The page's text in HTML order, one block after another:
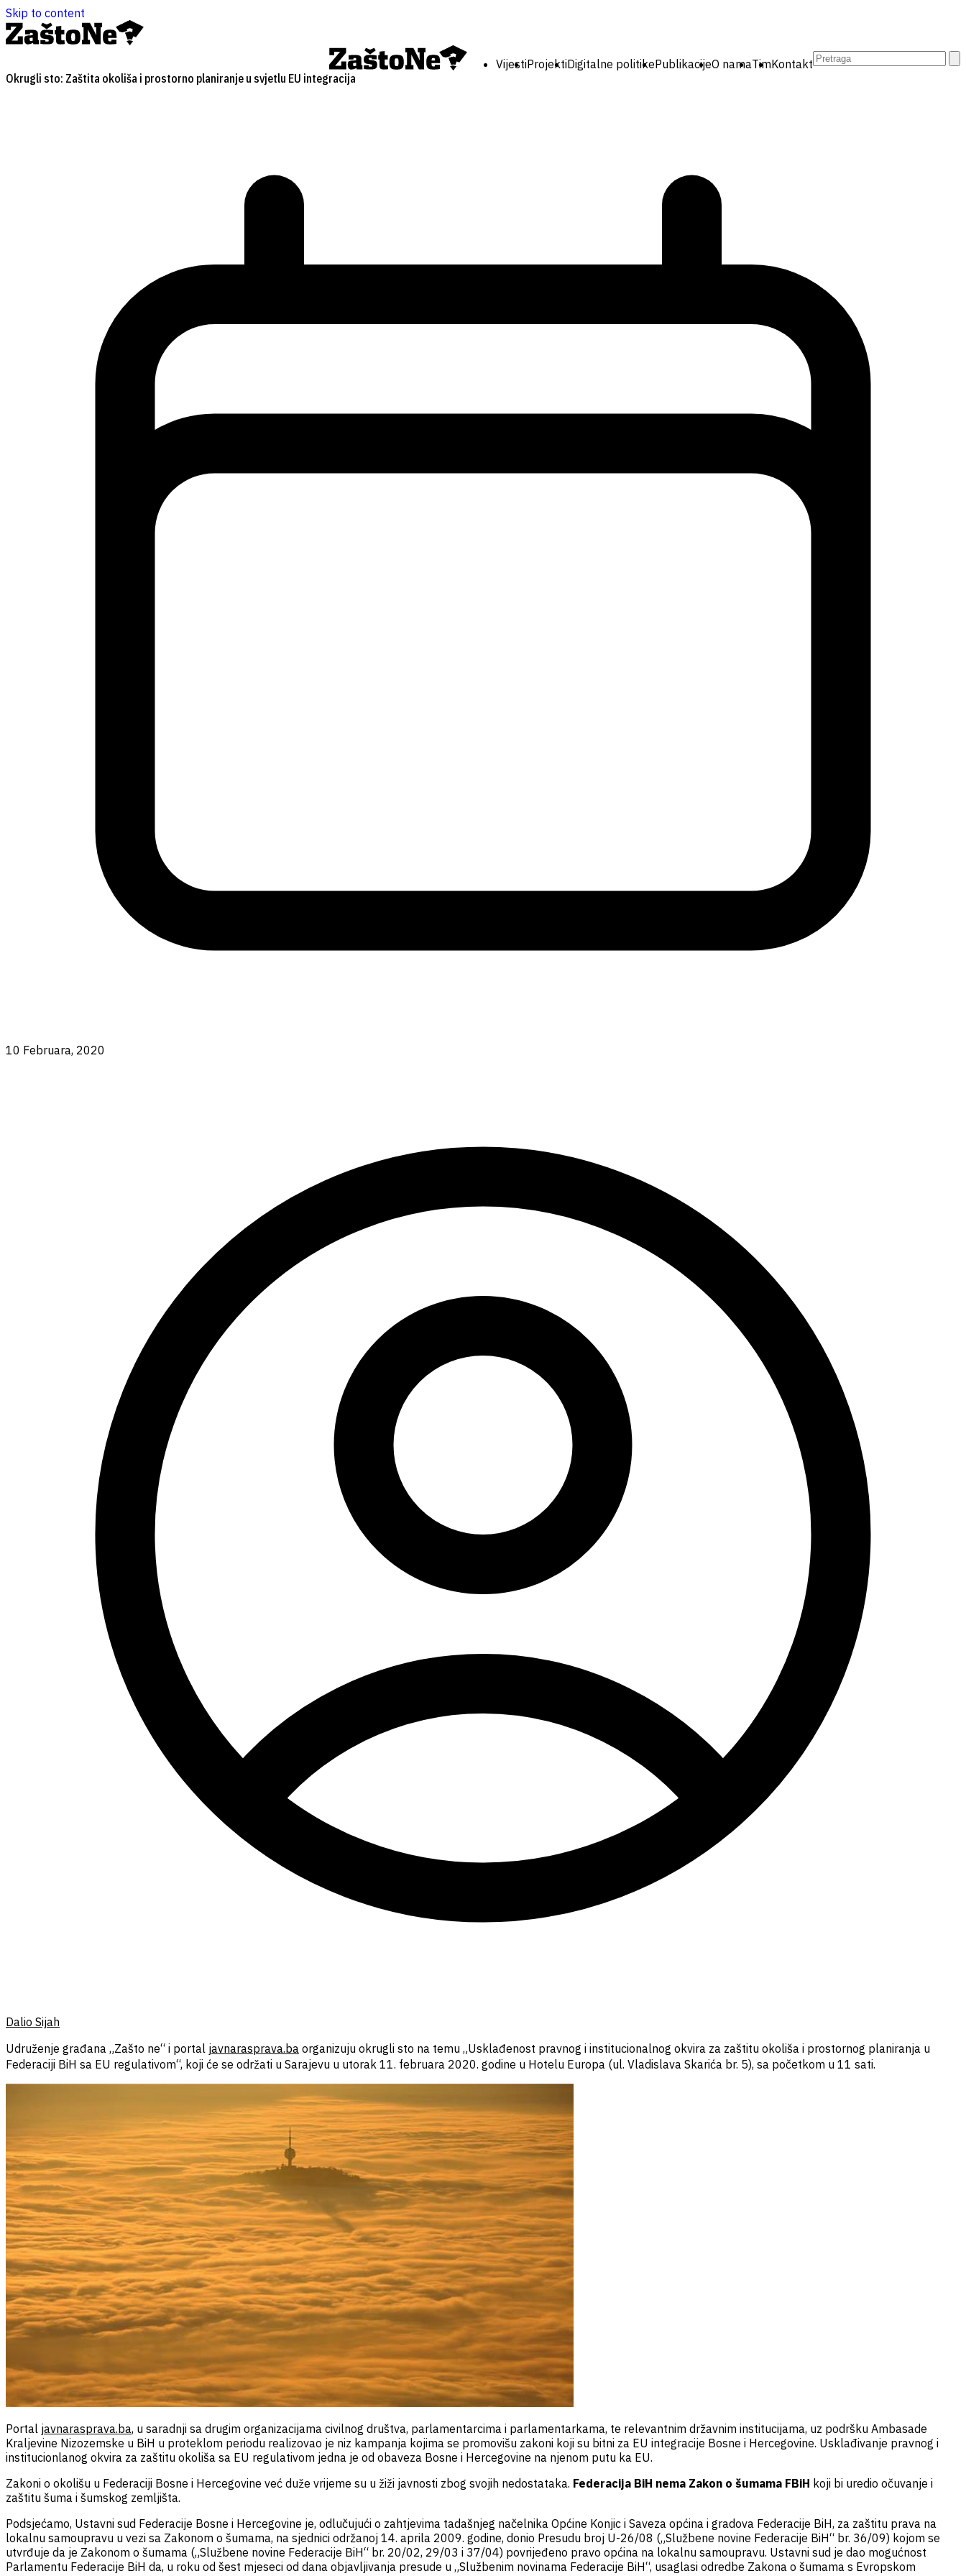
Skip to content
VijestiProjektiDigitalne politikePublikacijeO namaTimKontaktPretraga:
Okrugli sto: Zaštita okoliša i prostorno planiranje u svjetlu EU integracija
10 Februara, 2020
Dalio Sijah
Udruženje građana „Zašto ne“ i portal javnarasprava.ba organizuju okrugli sto na temu „Usklađenost pravnog i institucionalnog okvira za zaštitu okoliša i prostornog planiranja u
Federaciji BiH sa EU regulativom“, koji će se održati u Sarajevu u utorak 11. februara 2020. godine u Hotelu Europa (ul. Vladislava Skarića br. 5), sa početkom u 11 sati.
Portal javnarasprava.ba, u saradnji sa drugim organizacijama civilnog društva, parlamentarcima i parlamentarkama, te relevantnim državnim institucijama, uz podršku Ambasade
Kraljevine Nizozemske u BiH u proteklom periodu realizovao je niz kampanja kojima se promovišu zakoni koji su bitni za EU integracije Bosne i Hercegovine. Usklađivanje pravnog i
institucionlanog okvira za zaštitu okoliša sa EU regulativom jedna je od obaveza Bosne i Hercegovine na njenom putu ka EU.
Zakoni o okolišu u Federaciji Bosne i Hercegovine već duže vrijeme su u žiži javnosti zbog svojih nedostataka. Federacija BiH nema Zakon o šumama FBiH koji bi uredio očuvanje i
zaštitu šuma i šumskog zemljišta.
Podsjećamo, Ustavni sud Federacije Bosne i Hercegovine je, odlučujući o zahtjevima tadašnjeg načelnika Općine Konjic i Saveza općina i gradova Federacije BiH, za zaštitu prava na
lokalnu samoupravu u vezi sa Zakonom o šumama, na sjednici održanoj 14. aprila 2009. godine, donio Presudu broj U-26/08 („Službene novine Federacije BiH“ br. 36/09) kojom se
utvrđuje da je Zakonom o šumama („Službene novine Federacije BiH“ br. 20/02, 29/03 i 37/04) povrijeđeno pravo općina na lokalnu samoupravu. Ustavni sud je dao mogućnost
Parlamentu Federacije BiH da, u roku od šest mjeseci od dana objavljivanja presude u „Službenim novinama Federacije BiH“, usaglasi odredbe Zakona o šumama s Evropskom